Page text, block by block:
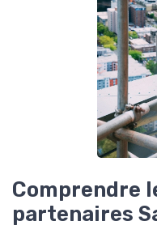
Comprendre
partenaires